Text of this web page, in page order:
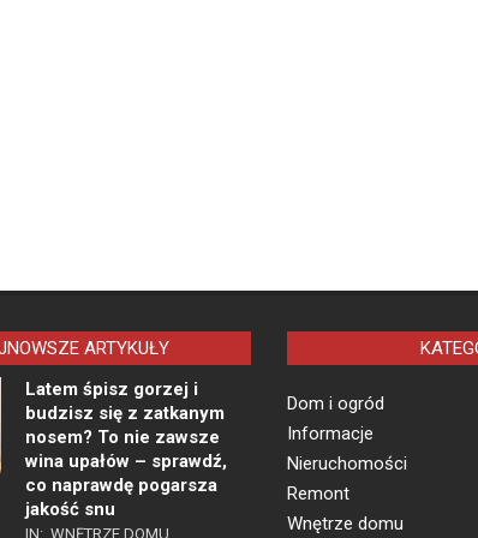
ARTYKUŁY
Latem śpisz gorzej i
budzisz się z zatkanym
nosem? To nie zawsze
wina upałów – sprawdź,
co naprawdę pogarsza
jakość snu
IN: WNĘTRZE DOMU
Dom i ogród
Informacje
Nieruchomości
Remont
Wnętrze domu